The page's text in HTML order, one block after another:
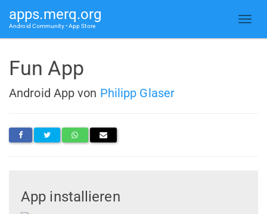
apps.merq.org
Android Community • App Store
Fun App
Android App von Philipp Glaser
App installieren